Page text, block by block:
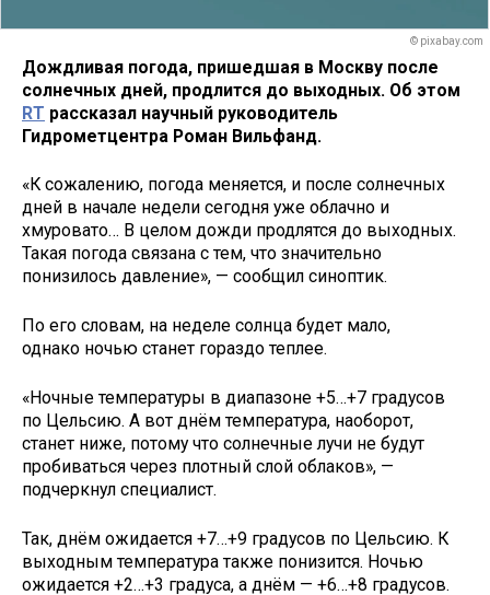
© pixabay.com
Дождливая погода, пришедшая в Москву после
солнечных дней, продлится до выходных. Об этом
RT рассказал научный руководитель
Гидрометцентра Роман Вильфанд.
«К сожалению, погода меняется, и после солнечных
дней в начале недели сегодня уже облачно и
хмуровато… В целом дожди продлятся до выходных.
Такая погода связана с тем, что значительно
понизилось давление», — сообщил синоптик.
По его словам, на неделе солнца будет мало,
однако ночью станет гораздо теплее.
«Ночные температуры в диапазоне +5…+7 градусов
по Цельсию. А вот днём температура, наоборот,
станет ниже, потому что солнечные лучи не будут
пробиваться через плотный слой облаков», —
подчеркнул специалист.
Так, днём ожидается +7…+9 градусов по Цельсию. К
выходным температура также понизится. Ночью
ожидается +2…+3 градуса, а днём — +6…+8 градусов.